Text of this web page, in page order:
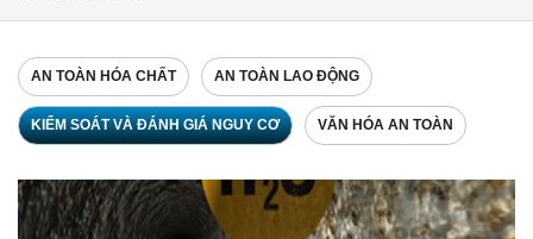
AN TOÀN HÓA CHẤT AN TOÀN LAO ĐỘNG
KIỂM SOÁT VÀ ĐÁNH GIÁ NGUY CƠ VĂN HÓA AN TOÀN